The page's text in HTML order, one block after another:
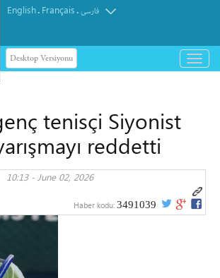
English. Français.فارسی
Desktop Versiyonu
باز
و
tenisçi Siyonist
reddetti
10:13 - June 02, 2026
Haber kodu: 3491039